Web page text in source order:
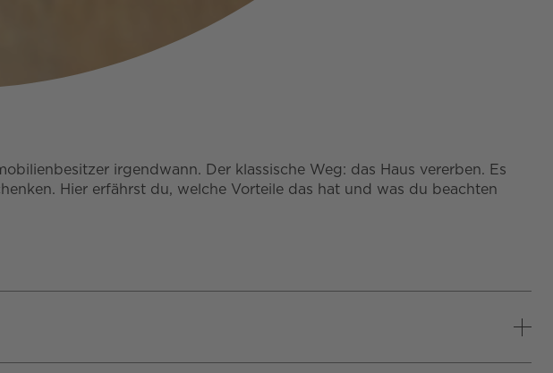
irgendwann. Der klassische Weg: das Haus vererben. Es
Hier erfährst du, welche Vorteile das hat und was du beachten